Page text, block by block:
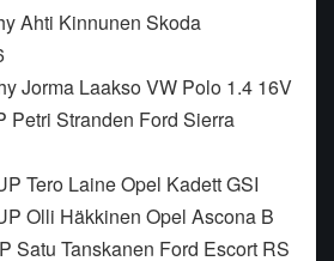
Ahti Kinnunen Skoda
Jorma Laakso VW Polo 1.4 16V
Petri Stranden Ford Sierra
Tero Laine Opel Kadett GSI
Olli Häkkinen Opel Ascona B
Satu Tanskanen Ford Escort RS